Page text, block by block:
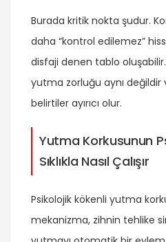
Burada kritik nokta şudur.
daha “kontrol edilemez”
disfaji denen tablo
yutma zorluğu aynı değildir
belirtiler ayırıcı olur.
Yutma Korkusunun
Sıklıkla Nasıl Çalışır
Psikolojik kökenli yutma
mekanizma, zihnin tehlike